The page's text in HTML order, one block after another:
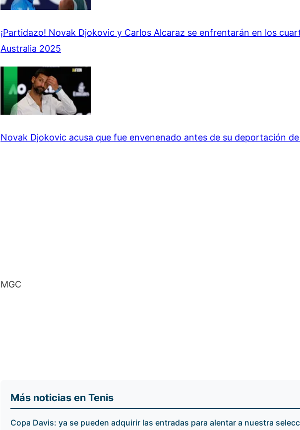
¡Partidazo! Novak Djokovic y Carlos Alcaraz se enfrentarán en los
Australia 2025
Novak Djokovic acusa que fue envenenado antes de su deportación
MGC
Más noticias en Tenis
Copa Davis: ya se pueden adquirir las entradas para alentar a nuestra